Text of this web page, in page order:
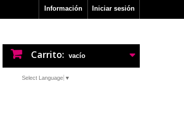
Iniciar sesión
Información
Carrito: vacío
Select Language ▼